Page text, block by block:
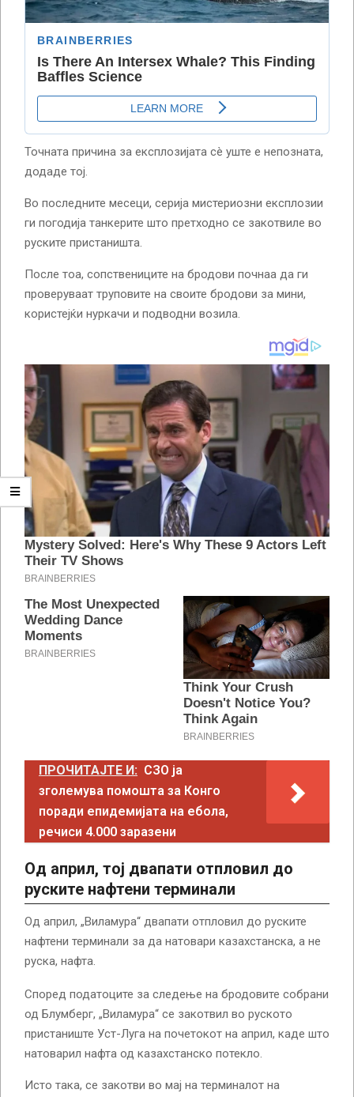
Точната причина за експлозијата сè уште е непозната,
додаде тој.
Во последните месеци, серија мистериозни експлозии
ги погодија танкерите што претходно се закотвиле во
руските пристаништа.
После тоа, сопствениците на бродови почнаа да ги
проверуваат труповите на своите бродови за мини,
користејќи нуркачи и подводни возила.
ПРОЧИТАЈТЕ И: СЗО ја
зголемува помошта за Конго
поради епидемијата на ебола,
речиси 4.000 заразени
Од април, тој двапати отпловил до
руските нафтени терминали
Од април, „Виламура“ двапати отпловил до руските
нафтени терминали за да натовари казахстанска, а не
руска, нафта.
Според податоците за следење на бродовите собрани
од Блумберг, „Виламура“ се закотвил во руското
пристаниште Уст-Луга на почетокот на април, каде што
натоварил нафта од казахстанско потекло.
Исто така, се закотви во мај на терминалот на